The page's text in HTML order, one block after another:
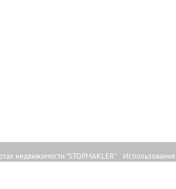
недвижимости "STOPMAKLER"